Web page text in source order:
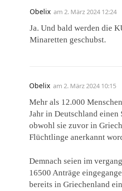
Obelix am 2. März 2024 12:24
Ja. Und bald werden die
Minaretten geschubst.
Obelix am 2. März 2024 10:15
Mehr als 12.000
Jahr in Deutschland einen
obwohl sie zuvor in
Flüchtlinge anerkannt
Demnach seien im
16500 Anträge
bereits in Griechenland